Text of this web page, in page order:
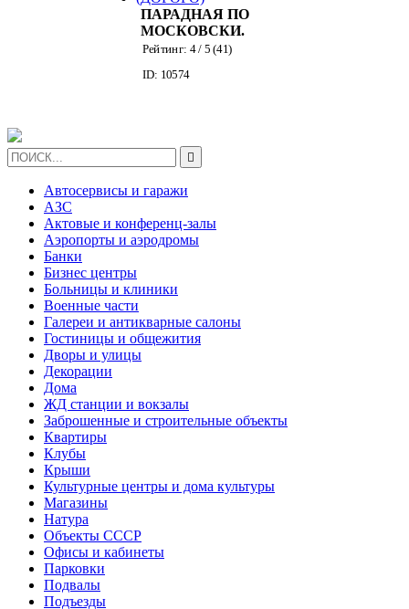
ПАРАДНАЯ ПО
МОСКОВСКИ.
ПОДЪЕЗД С
ШИРОКИМИ
(ДОРОГО)
Рейтинг: 4/ 5 (41)
ID: 10574

Автосервисы и гаражи
АЗС
Актовые и конференц-залы
Аэропорты и аэродромы
Банки
Бизнес центры
Больницы и клиники
Военные части
Галереи и антикварные салоны
Гостиницы и общежития
Дворы и улицы
Декорации
Дома
ЖД станции и вокзалы
Заброшенные и строительные объекты
Квартиры
Клубы
Крыши
Культурные центры и дома культуры
Магазины
Натура
Объекты СССР
Офисы и кабинеты
Парковки
Подвалы
Подъезды